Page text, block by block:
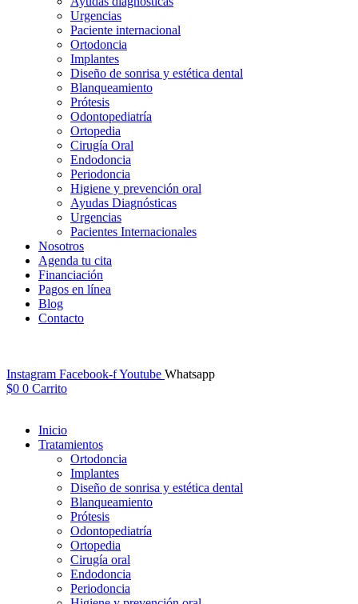
Urgencias
Paciente internacional
Ortodoncia
Implantes
Diseño de sonrisa y estética dental
Blanqueamiento
Prótesis
Odontopediatría
Ortopedia
Cirugía Oral
Endodoncia
Periodoncia
Higiene y prevención oral
Ayudas Diagnósticas
Urgencias
Pacientes Internacionales
Nosotros
Agenda tu cita
Financiación
Pagos en línea
Blog
Contacto
Instagram Facebook-fYoutube Whatsapp
$0 0 Carrito
Inicio
Tratamientos
Ortodoncia
Implantes
Diseño de sonrisa y estética dental
Blanqueamiento
Prótesis
Odontopediatría
Ortopedia
Cirugía oral
Endodoncia
Periodoncia